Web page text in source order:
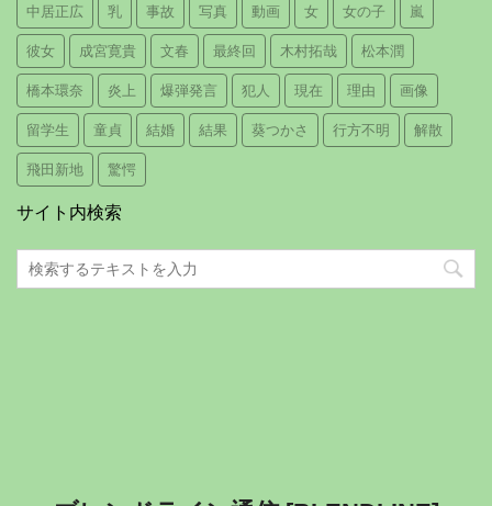
中居正広 乳 事故 写真 動画 女 女の子 嵐
彼女 成宮寛貴 文春 最終回 木村拓哉 松本潤
橋本環奈 炎上 爆弾発言 犯人 現在 理由 画像
留学生 童貞 結婚 結果 葵つかさ 行方不明 解散
飛田新地 驚愕
サイト内検索